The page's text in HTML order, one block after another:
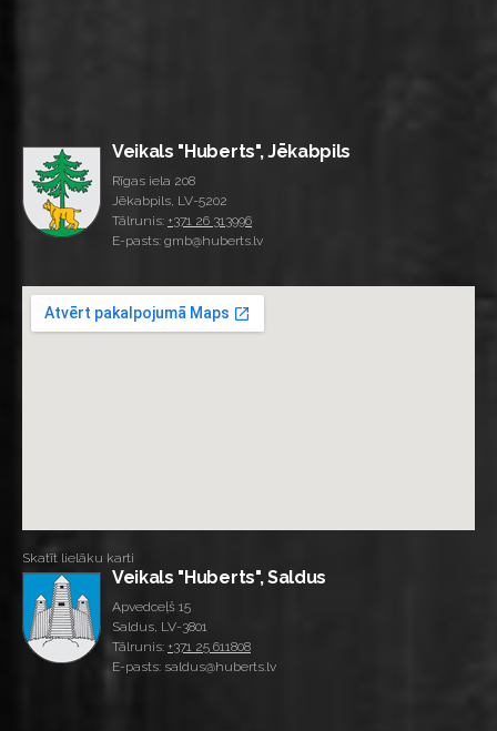
Veikals "Huberts", Jēkabpils
Rīgas iela 208
Jēkabpils, LV-5202
Tālrunis: +371 26 313996
E-pasts: gmb@huberts.lv
Skatīt lielāku karti
Veikals "Huberts", Saldus
Apvedceļš 15
Saldus, LV-3801
Tālrunis: +371 25 611808
E-pasts: saldus@huberts.lv